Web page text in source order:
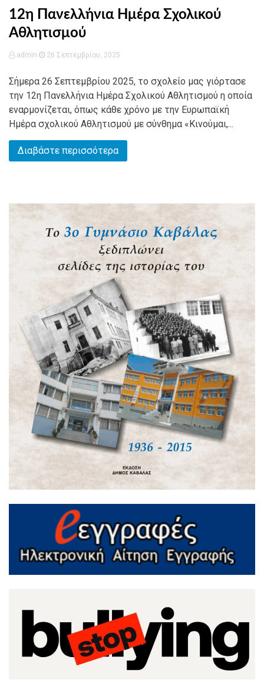
12η Πανελλήνια Ημέρα Σχολικού
Αθλητισμού
admin 26 Σεπτεμβρίου, 2025
Σήμερα 26 Σεπτεμβρίου 2025, το σχολείο μας γιόρτασε
την 12η Πανελλήνια Ημέρα Σχολικού Αθλητισμού η οποία
εναρμονίζεται, όπως κάθε χρόνο με την Ευρωπαϊκή
Ημέρα σχολικού Αθλητισμού με σύνθημα «Κινούμαι,...
Διαβάστε περισσότερα